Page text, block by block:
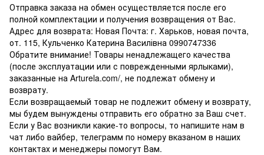
Отправка заказа на обмен осуществляется после его
полной комплектации и получения возвращения от Вас.
Адрес для возврата: Новая Почта: г. Харьков, новая почта,
от. 115, Кульченко Катерина Василівна 0990747336
Обратите внимание! Товары ненадлежащего качества
(после эксплуатации или с поврежденными ярлыками),
заказанные на Arturela.com/, не подлежат обмену и
возврату.
Если возвращаемый товар не подлежит обмену и возврату,
мы будем вынуждены отправить его обратно за Ваш счет.
Если у Вас возникли какие-то вопросы, то напишите нам в
чат либо вайбер, телеграмм по номеру вказаном в наших
контактах и менеджеры помогут Вам.